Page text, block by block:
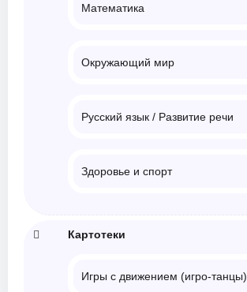
Математика
Окружающий мир
Русский язык / Развитие речи
Здоровье и спорт
Картотеки
Игры с движением (игро-танцы)